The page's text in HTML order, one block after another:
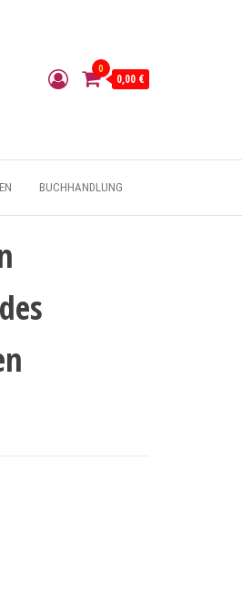
0
0,00 €
BUCHHANDLUNG